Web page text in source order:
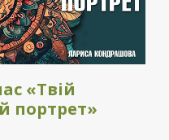
«Твій
портрет»